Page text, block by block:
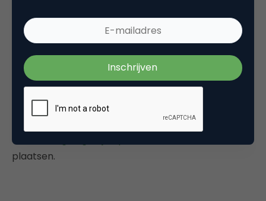
online advertising
online pr & branding
Plaats reactie
Je moet
plaatsen.